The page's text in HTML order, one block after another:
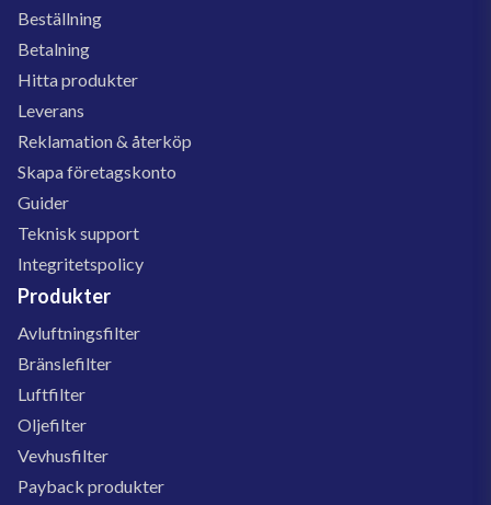
Beställning
Betalning
Hitta produkter
Leverans
Reklamation & återköp
Skapa företagskonto
Guider
Teknisk support
Integritetspolicy
Produkter
Avluftningsfilter
Bränslefilter
Luftfilter
Oljefilter
Vevhusfilter
Payback produkter